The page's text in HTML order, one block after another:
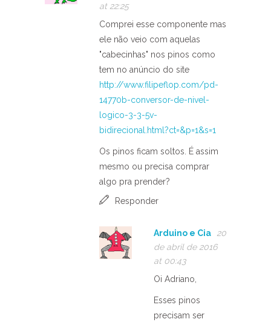
at 22:25
Comprei esse componente mas
ele não veio com aquelas
"cabecinhas" nos pinos como
tem no anúncio do site
http://www.filipeflop.com/pd-
14770b-conversor-de-nivel-
logico-3-3-5v-
bidirecional.html?ct=&p=1&s=1
Os pinos ficam soltos. É assim
mesmo ou precisa comprar
algo pra prender?
Responder
Arduino e Cia
20
de abril de 2016
at 00:43
Oi Adriano,
Esses pinos
precisam ser